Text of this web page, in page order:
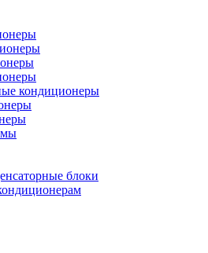
кондиционеры
блоки